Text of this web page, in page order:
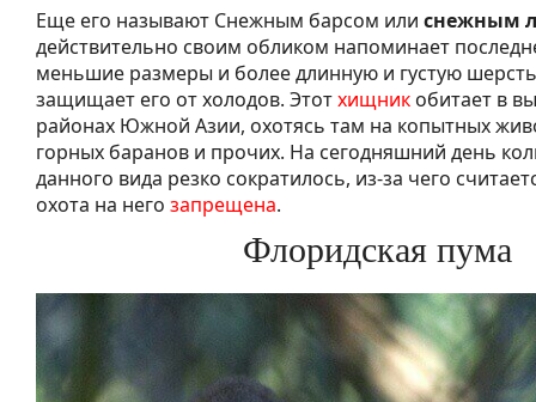
Еще его называют Снежным барсом или снежным
действительно своим обликом напоминает
меньшие размеры и более длинную и густую
защищает его от холодов. Этотхищник обитает в
районах Южной Азии, охотясь там на копытных
горных баранов и прочих. На сегодняшний день
данного вида резко сократилось, из-за чего
охота на него запрещена.
Флоридская пума